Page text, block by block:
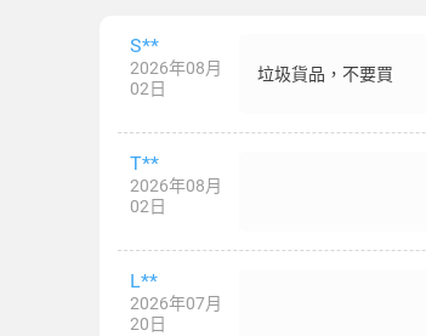
S**
2026年08月
02日
垃圾貨品，不要買
T**
2026年08月
02日
L**
2026年07月
20日